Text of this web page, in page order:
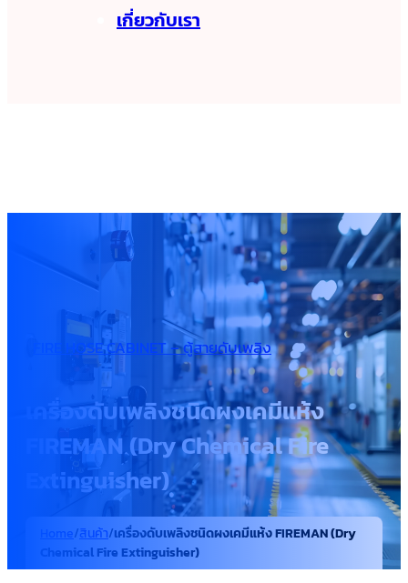
เกี่ยวกับเรา
FIRE HOSE CABINET – ตู้สายดับเพลิง
เครื่องดับเพลิงชนิดผงเคมีแห้ง
FIREMAN (Dry Chemical Fire
Extinguisher)
Home/สินค้า/เครื่องดับเพลิงชนิดผงเคมีแห้ง FIREMAN (Dry
Chemical Fire Extinguisher)